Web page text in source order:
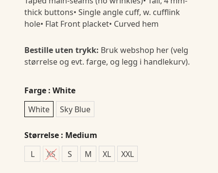
thick buttons• Single angle cuff, w. cufflink
hole• Flat Front placket• Curved hem
Bestille uten trykk: Bruk webshop her (velg
størrelse og evt. farge, og legg i handlekurv).
Farge : White
White
Sky Blue
Størrelse : Medium
L
XS S M XL XXL